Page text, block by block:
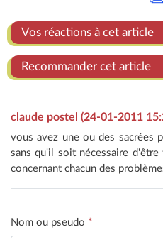
Vos réactions à cet article
Recommander cet article
claude postel (24-01-2011
vous avez une ou des sacrées
sans qu'il soit nécessaire d'être
concernant chacun des
Nom ou pseudo *